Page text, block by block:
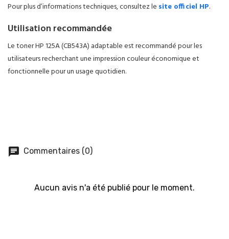
Pour plus d’informations techniques, consultez le site officiel HP.
Utilisation recommandée
Le toner HP 125A (CB543A) adaptable est recommandé pour les
utilisateurs recherchant une impression couleur économique et
fonctionnelle pour un usage quotidien.
chat Commentaires (0)
Aucun avis n'a été publié pour le moment.